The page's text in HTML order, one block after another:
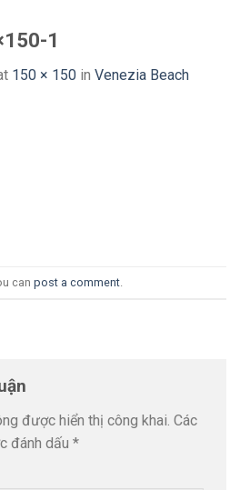
1
150 × 150 in Venezia Beach
can post a comment
được hiển thị công khai. Các
đánh dấu *